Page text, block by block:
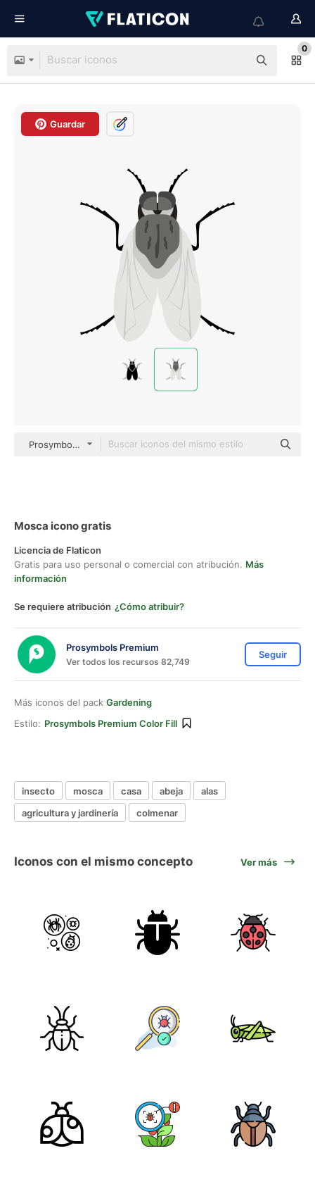
0
Guardar
Prosymbols Premium color fill
Mosca icono gratis
Licencia de Flaticon
Gratis para uso personal o comercial con atribución. Más
información
Se requiere atribución ¿Cómo atribuir?
Prosymbols Premium
Ver todos los recursos 82,749
Seguir
Más iconos del pack Gardening
Estilo: Prosymbols Premium Color Fill
insecto mosca casa abeja
alas
agricultura y jardinería
colmenar
Iconos con el mismo concepto Ver más